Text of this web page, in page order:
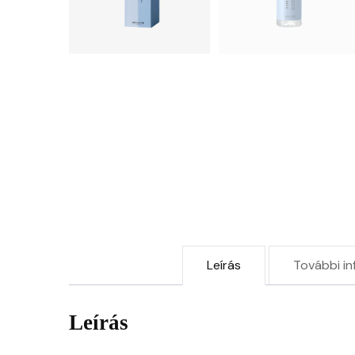
Leírás További
Leírás